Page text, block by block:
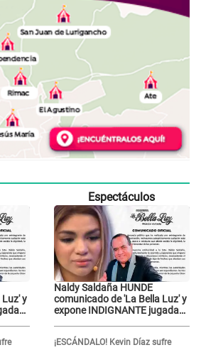
y
Espectáculos
Naldy Saldaña HUNDE
comunicado de 'La Bella Luz' y
expone INDIGNANTE jugada
¡ESCÁNDALO! Kevin Díaz sufre